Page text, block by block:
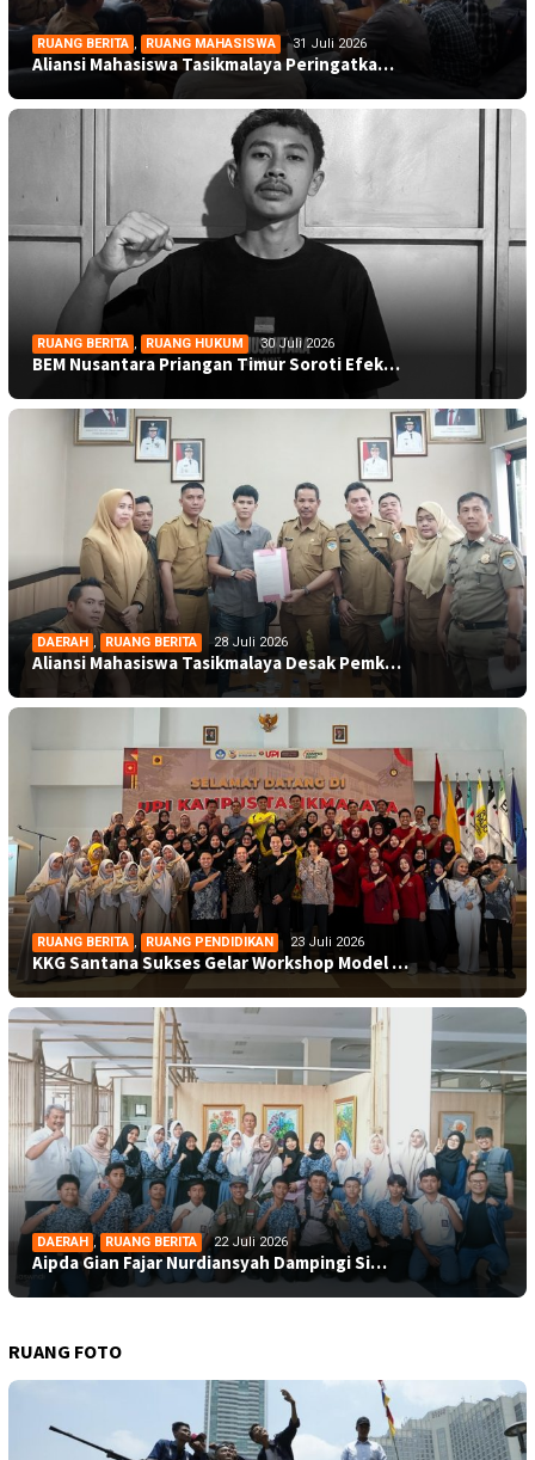
RUANG BERITA , RUANG MAHASISWA 31 Juli 2026
Aliansi Mahasiswa Tasikmalaya Peringatka…
RUANG BERITA RUANG HUKUM 30 Juli 2026
BEM Nusantara Priangan Timur Soroti Efek…
DAERAH , RUANG BERITA 28 Juli 2026
Aliansi Mahasiswa Tasikmalaya Desak Pemk…
RUANG BERITA , RUANG PENDIDIKAN 23 Juli 2026
KKG Santana Sukses Gelar Workshop Model …
DAERAH , RUANG BERITA 22 Juli 2026
Aipda Gian Fajar Nurdiansyah Dampingi Si…
RUANG FOTO